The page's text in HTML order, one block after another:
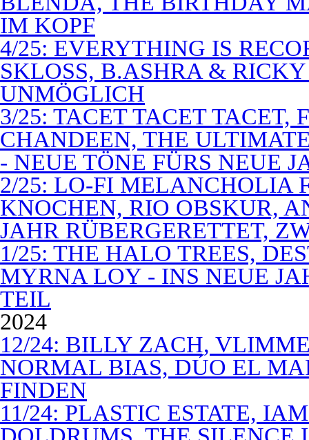
IM KOPF
4/25: EVERYTHING IS
SKLOSS, B.ASHRA &
UNMÖGLICH
3/25: TACET TACET TACET,
CHANDEEN, THE
- NEUE TÖNE FÜRS NEUE
2/25: LO-FI MELANCHOLIA
KNOCHEN, RIO OBSKUR,
JAHR RÜBERGERETTET,
1/25: THE HALO TREES,
MYRNA LOY - INS NEUE
TEIL
2024
12/24: BILLY ZACH,
NORMAL BIAS, DÚO EL
FINDEN
11/24: PLASTIC ESTATE,